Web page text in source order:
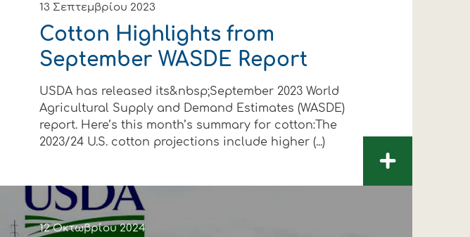
13 Σεπτεμβρίου 2023
Cotton Highlights from
September WASDE Report
USDA has released its&nbsp;September 2023 World
Agricultural Supply and Demand Estimates (WASDE)
report. Here’s this month’s summary for cotton:The
2023/24 U.S. cotton projections include higher (...)
+
12 Οκτωβρίου 2024